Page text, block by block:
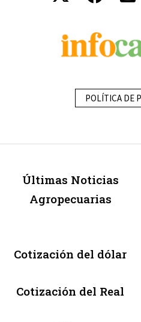
POLÍTICA DE
Últimas Noticias
Agropecuarias
Cotización del dólar
Cotización del Real